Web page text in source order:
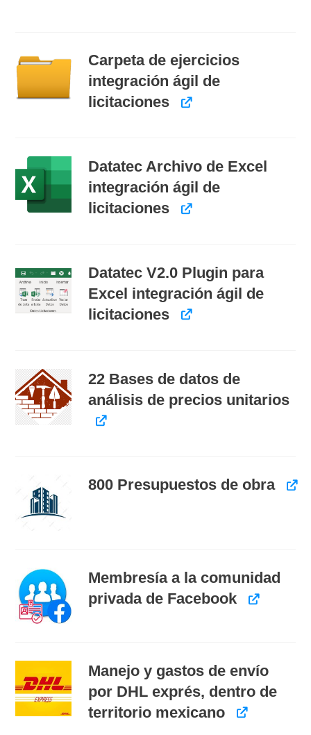
Carpeta de ejercicios
integración ágil de
licitaciones
Datatec Archivo de Excel
integración ágil de
licitaciones
Datatec V2.0 Plugin para
Excel integración ágil de
licitaciones
22 Bases de datos de
análisis de precios unitarios
800 Presupuestos de obra
Membresía a la comunidad
privada de Facebook
Manejo y gastos de envío
por DHL exprés, dentro de
territorio mexicano